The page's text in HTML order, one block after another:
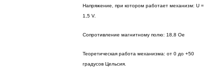
Напряжение, при котором работает механизм: U =
1,5 V.
Сопротивление магнитному полю: 18,8 Oe
Теоретическая работа механизма: от 0 до +50
градусов Цельсия.